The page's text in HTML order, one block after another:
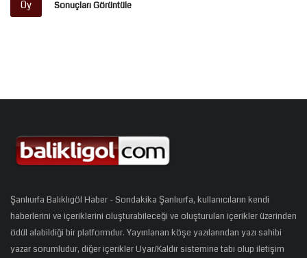
Oy Sonuçları Görüntüle
Şanlıurfa Balıklıgöl Haber - Sondakika Şanlıurfa, kullanıcıların kendi
haberlerini ve içeriklerini oluşturabileceği ve oluşturulan içerikler üzerinden
ödül alabildiği bir platformdur. Yayınlanan köşe yazılarından yazı sahibi
yazar sorumludur, diğer içerikler Uyar/Kaldır sistemine tabi olup iletişim